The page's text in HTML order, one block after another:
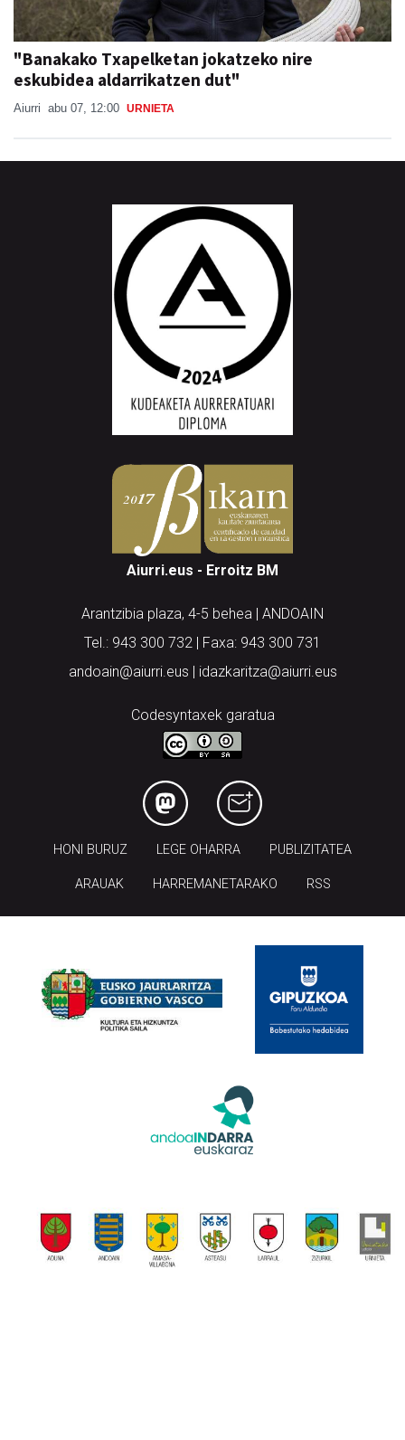
"Banakako Txapelketan jokatzeko nire
eskubidea aldarrikatzen dut"
Aiurri abu 07, 12:00 URNIETA
Aiurri.eus - Erroitz BM
Arantzibia plaza, 4-5 behea | ANDOAIN
Tel.: 943 300 732 | Faxa: 943 300 731
andoain@aiurri.eus | idazkaritza@aiurri.eus
Codesyntaxek garatua
HONI BURUZ LEGE OHARRA PUBLIZITATEA
ARAUAK HARREMANETARAKO RSS